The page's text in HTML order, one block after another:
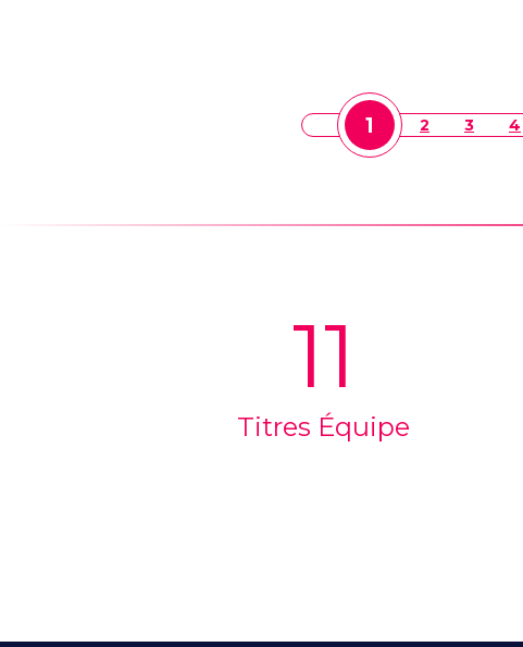
1 2 3 4
11
Titres Équipe